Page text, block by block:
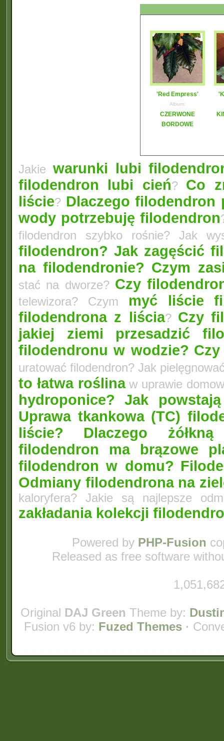
'Red Empress'
Album:
CZERWONE
BORDOWE
Jakie warunki lubi
filodendron lubi cień? Co
liście? Dlaczego filodendron
wody potrzebuję filodendron
filodendron szybko rośnie? Jak
filodendron? Jak zagęścić
na filodendronie? Czym
stać na dworze? Czy
telewizora? Czym myć liście
filodendrona z liścia? Czy
jakiej ziemi przesadzić
filodendronu w wodzie?
uratować filodendron? Jak
to łatwa roślinaw uprawie
hydroponice?
Jak
Uprawa tkankowa (TC)
liście? Dlaczego
filodendron ma brązowe
filodendron w domu?
Odmiany filodendrona na
kaloryfera? Jakie są najlepsze
zakładania kolekcji
Powered by PHP-Fusion
Released as free software
Original DAJ Green Theme by:
Fusion v6 by: Fuzed Themes ·